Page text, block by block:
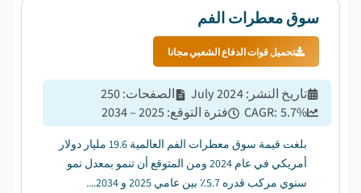
سوق معطرات الفم
تحميل قوات الدفاع الشعبي مجانا
تاريخ النشر :
July 2024 الصفحات:
250
CAGR: 5.7% فترة التوقع:
2025 – 2034
بلغت قيمة سوق معطرات الفم العالمية 19.6 مليار دولار
أمريكي في عام 2024 ومن المتوقع أن تنمو بمعدل نمو
سنوي مركب قدره 5.7٪ بين عامي 2025 و 2034....